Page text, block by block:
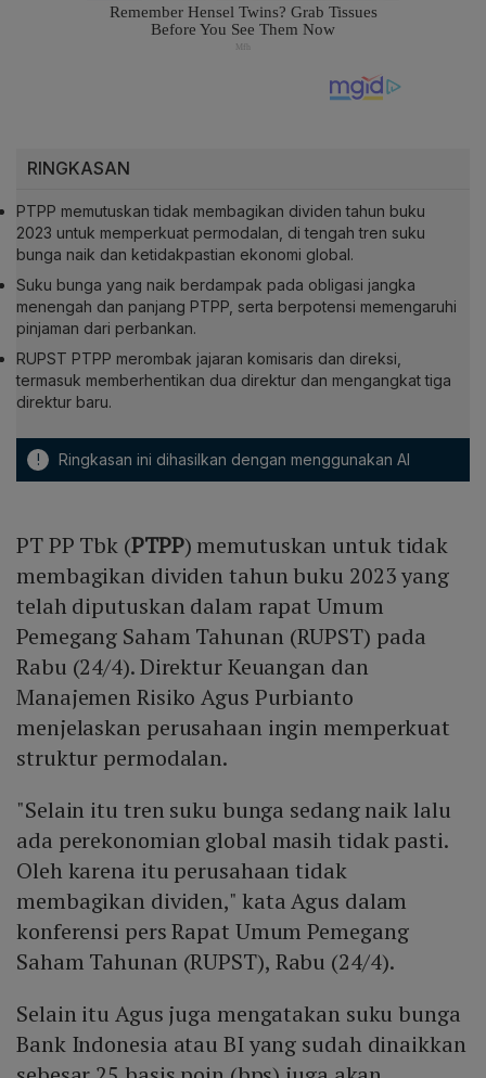
RINGKASAN
PTPP memutuskan tidak membagikan dividen tahun buku
2023 untuk memperkuat permodalan, di tengah tren suku
bunga naik dan ketidakpastian ekonomi global.
Suku bunga yang naik berdampak pada obligasi jangka
menengah dan panjang PTPP, serta berpotensi memengaruhi
pinjaman dari perbankan.
RUPST PTPP merombak jajaran komisaris dan direksi,
termasuk memberhentikan dua direktur dan mengangkat tiga
direktur baru.
! Ringkasan ini dihasilkan dengan menggunakan AI
PT PP Tbk (PTPP) memutuskan untuk tidak
membagikan dividen tahun buku 2023 yang
telah diputuskan dalam rapat Umum
Pemegang Saham Tahunan (RUPST) pada
Rabu (24/4). Direktur Keuangan dan
Manajemen Risiko Agus Purbianto
menjelaskan perusahaan ingin memperkuat
struktur permodalan.
"Selain itu tren suku bunga sedang naik lalu
ada perekonomian global masih tidak pasti.
Oleh karena itu perusahaan tidak
membagikan dividen," kata Agus dalam
konferensi pers Rapat Umum Pemegang
Saham Tahunan (RUPST), Rabu (24/4).
Selain itu Agus juga mengatakan suku bunga
Bank Indonesia atau BI yang sudah dinaikkan